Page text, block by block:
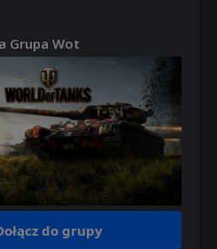
Grupa Wot
do grupy